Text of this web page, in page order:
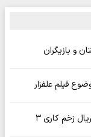
و بازیگران
فیلم علفزار
زخم کاری ۳